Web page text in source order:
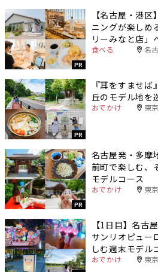
PR
【名古屋・港
ニングが楽しめ
リーみなと店」
食べる 名
PR
『耳をすませ
丘のモデル地を
おでかけ 東
PR
名古屋発・多摩
前町で楽しむ、
モデルコース
おでかけ 東
【1日目】名古
サンリオピュー
しむ週末モデル
おでかけ 東